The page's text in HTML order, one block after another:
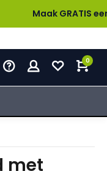
Maak GRATIS
0
met